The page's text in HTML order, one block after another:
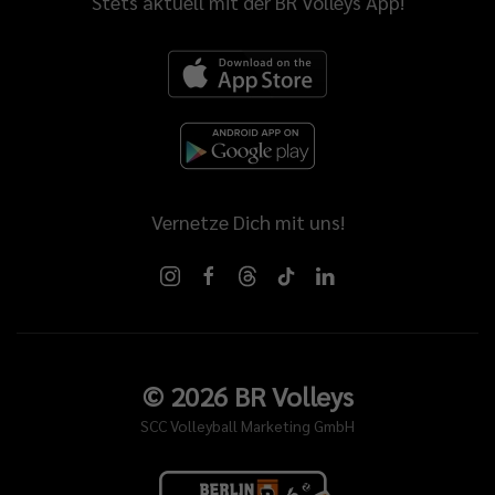
Vernetze Dich mit uns!
© 2026BR Volleys
SCC Volleyball Marketing GmbH